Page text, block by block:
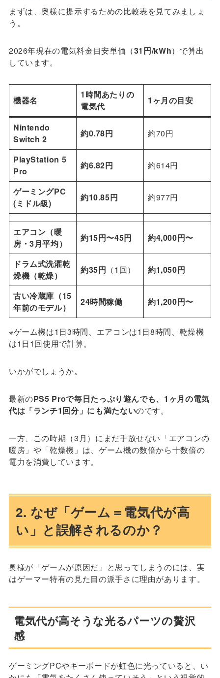
まずは、奥様に提示するための比較表を見てみましょ
う。
2026年現在の電気料金目安単価（31円/kWh）で算出
しています。
機器名
1時間あたりの
電気代
1ヶ月の目安
Nintendo
Switch 2
約0.78円 約70円
PlayStation 5
Pro
約6.82円 約614円
ゲーミングPC
(ミドル級)
約10.85円 約977円
エアコン（暖
房・3月平均）
約15円〜45円 約4,000円〜
ドラム式洗濯乾
燥機（乾燥）
約35円 （1回） 約1,050円
古い冷蔵庫（15
年前のモデル）
24時間稼働 約1,200円〜
※ゲーム機は1日3時間、エアコンは1日8時間、乾燥機
は1日1回使用で計算。
いかがでしょうか。
最新のPS5 Proで毎日たっぷり遊んでも、1ヶ月の電気
代は「ランチ1回分」にも満たないのです。
一方、この時期（3月）にまだ手放せない「エアコンの
暖房」や「乾燥機」は、ゲーム機の数倍から十数倍の
電力を消費しています。
2. なぜ「ゲーム＝電気代が高
い」と誤解されるのか？
奥様が「ゲームが原因だ」と思ってしまうのには、実
はゲーマー特有の見た目の派手さに理由があります。
電気代が高そうな光るパーツの贅沢
感
ゲーミングPCやキーボードが虹色に光っていると、い